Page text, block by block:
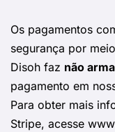
Os pagamentos
segurança por
Disoh faz não
pagamento em
Para obter mais
Stripe, acesse